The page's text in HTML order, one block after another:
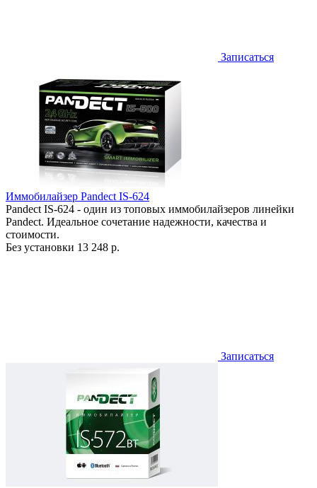
Записаться
Иммобилайзер Pandect IS-624
Pandect IS-624 - один из топовых иммобилайзеров линейки
Pandect. Идеальное сочетание надежности, качества и
стоимости.
Без установки 13 248 р.
Записаться